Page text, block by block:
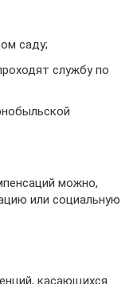
саду;
службу по
можно,
или социальную
касающихся